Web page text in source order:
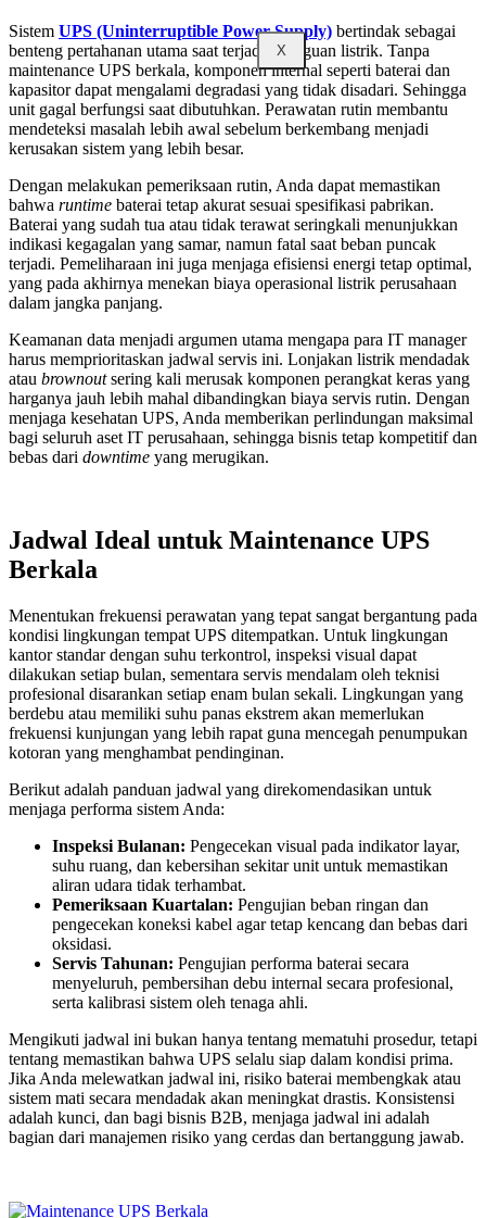
X
Sistem UPS (Uninterruptible Power Supply) bertindak sebagai
benteng pertahanan utama saat terjadi gangguan listrik. Tanpa
maintenance UPS berkala, komponen internal seperti baterai dan
kapasitor dapat mengalami degradasi yang tidak disadari. Sehingga
unit gagal berfungsi saat dibutuhkan. Perawatan rutin membantu
mendeteksi masalah lebih awal sebelum berkembang menjadi
kerusakan sistem yang lebih besar.
Dengan melakukan pemeriksaan rutin, Anda dapat memastikan
bahwa runtime baterai tetap akurat sesuai spesifikasi pabrikan.
Baterai yang sudah tua atau tidak terawat seringkali menunjukkan
indikasi kegagalan yang samar, namun fatal saat beban puncak
terjadi. Pemeliharaan ini juga menjaga efisiensi energi tetap optimal,
yang pada akhirnya menekan biaya operasional listrik perusahaan
dalam jangka panjang.
Keamanan data menjadi argumen utama mengapa para IT manager
harus memprioritaskan jadwal servis ini. Lonjakan listrik mendadak
atau brownoutsering kali merusak komponen perangkat keras yang
harganya jauh lebih mahal dibandingkan biaya servis rutin. Dengan
menjaga kesehatan UPS, Anda memberikan perlindungan maksimal
bagi seluruh aset IT perusahaan, sehingga bisnis tetap kompetitif dan
bebas dari downtime yang merugikan.
Jadwal Ideal untuk Maintenance UPS
Berkala
Menentukan frekuensi perawatan yang tepat sangat bergantung pada
kondisi lingkungan tempat UPS ditempatkan. Untuk lingkungan
kantor standar dengan suhu terkontrol, inspeksi visual dapat
dilakukan setiap bulan, sementara servis mendalam oleh teknisi
profesional disarankan setiap enam bulan sekali. Lingkungan yang
berdebu atau memiliki suhu panas ekstrem akan memerlukan
frekuensi kunjungan yang lebih rapat guna mencegah penumpukan
kotoran yang menghambat pendinginan.
Berikut adalah panduan jadwal yang direkomendasikan untuk
menjaga performa sistem Anda:
Inspeksi Bulanan: Pengecekan visual pada indikator layar,
suhu ruang, dan kebersihan sekitar unit untuk memastikan
aliran udara tidak terhambat.
Pemeriksaan Kuartalan: Pengujian beban ringan dan
pengecekan koneksi kabel agar tetap kencang dan bebas dari
oksidasi.
Servis Tahunan: Pengujian performa baterai secara
menyeluruh, pembersihan debu internal secara profesional,
serta kalibrasi sistem oleh tenaga ahli.
Mengikuti jadwal ini bukan hanya tentang mematuhi prosedur, tetapi
tentang memastikan bahwa UPS selalu siap dalam kondisi prima.
Jika Anda melewatkan jadwal ini, risiko baterai membengkak atau
sistem mati secara mendadak akan meningkat drastis. Konsistensi
adalah kunci, dan bagi bisnis B2B, menjaga jadwal ini adalah
bagian dari manajemen risiko yang cerdas dan bertanggung jawab.